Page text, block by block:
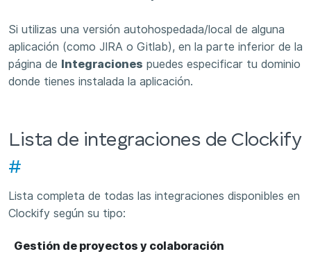
Si utilizas una versión autohospedada/local de alguna
aplicación (como JIRA o Gitlab), en la parte inferior de la
página de Integraciones puedes especificar tu dominio
donde tienes instalada la aplicación.
Lista de integraciones de Clockify
#
Lista completa de todas las integraciones disponibles en
Clockify según su tipo:
Gestión de proyectos y colaboración